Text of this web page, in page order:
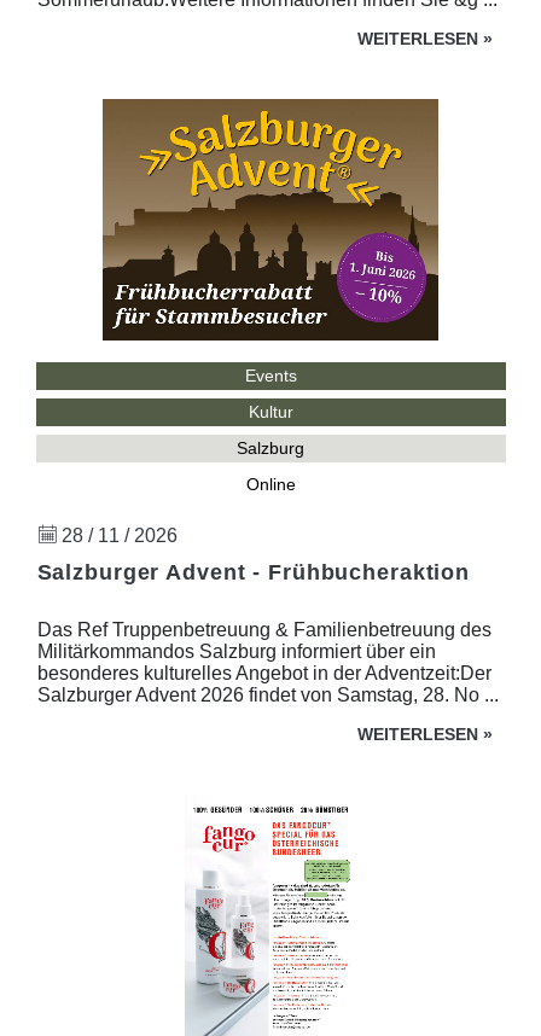
WEITERLESEN »
Events
Kultur
Salzburg
Online
28 / 11 / 2026
Salzburger Advent - Frühbucheraktion
Das Ref Truppenbetreuung & Familienbetreuung des
Militärkommandos Salzburg informiert über ein
besonderes kulturelles Angebot in der Adventzeit:Der
Salzburger Advent 2026 findet von Samstag, 28. No ...
WEITERLESEN »